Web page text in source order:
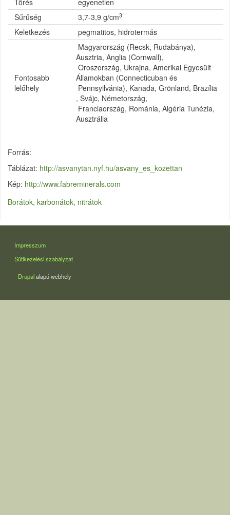
Törés
egyenetlen
Sűrűség
3,7-3,9 g/cm3
Keletkezés pegmatitos, hidrotermás
Fontosabb
lelőhely
Magyarország (Recsk, Rudabánya),
Ausztria, Anglia (Cornwall),
Oroszország, Ukrajna, Amerikai Egyesült
Államokban (Connecticuban és
Pennsyilvánia), Kanada, Grönland, Brazília
, Svájc, Németország,
Franciaország, Románia, Algéria Tunézia,
Ausztrália
Forrás:
Táblázat: http://asvanytan.nyf.hu/asvany_es_kozettan
Kép: http://www.fabreminerals.com
Borátok, karbonátok, nitrátok
LÁBLÉC
Impresszum
Sütikezelési szabályzat
Drupalalapú webhely